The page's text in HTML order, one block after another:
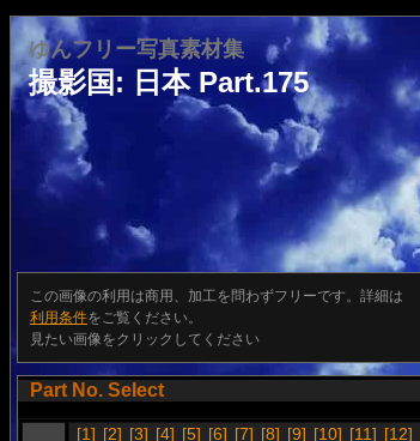
ゆんフリー写真素材集
撮影国: 日本 Part.175
この画像の利用は商用、加工を問わずフリーです。詳細は
利用条件をご覧ください。
見たい画像をクリックしてください
Part No. Select
[1] [2] [3] [4] [5] [6] [7] [8] [9] [10] [11] [12]